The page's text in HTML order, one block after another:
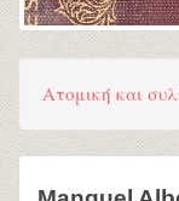
Ατομική και